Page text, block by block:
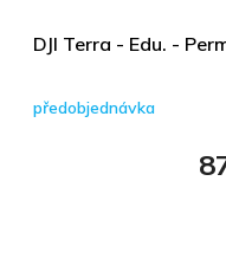
DJI Terra - Edu. -
předobjednávka